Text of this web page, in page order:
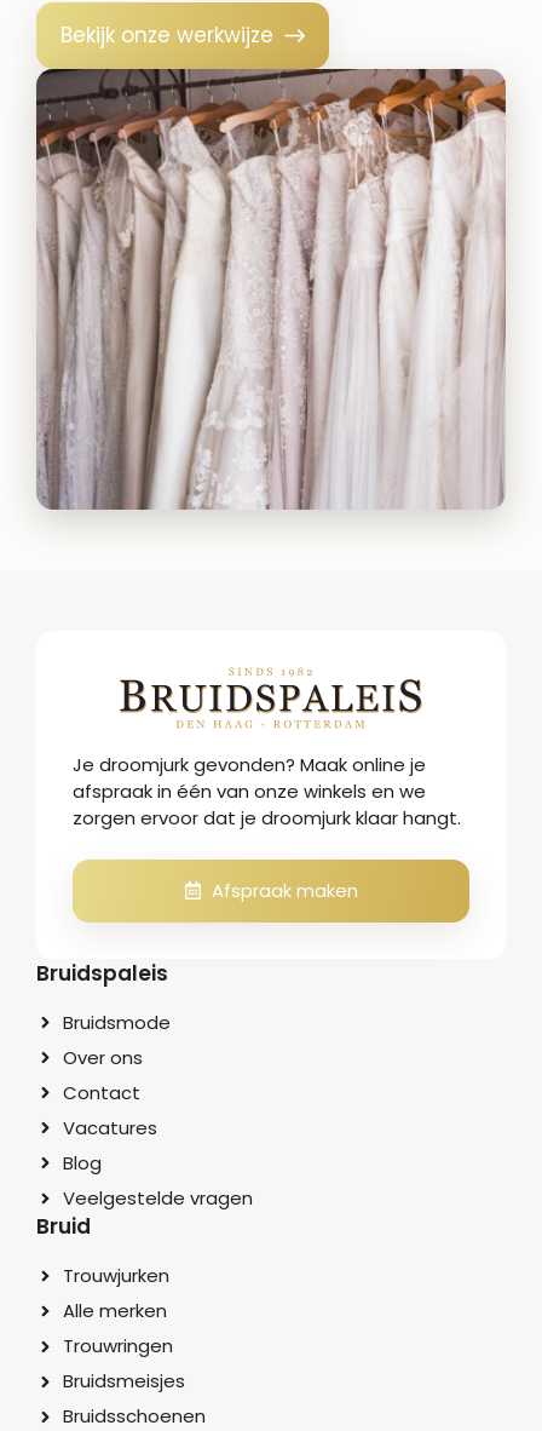
Bekijk onze werkwijze
Je droomjurk gevonden? Maak online je
afspraak in één van onze winkels en we
zorgen ervoor dat je droomjurk klaar hangt.
Afspraak maken
Bruidspaleis
Bruidsmode
Over ons
Contact
Vacatures
Blog
Veelgestelde vragen
Bruid
Trouwjurken
Alle merken
Trouwringen
Bruidsmeisjes
Bruidsschoenen